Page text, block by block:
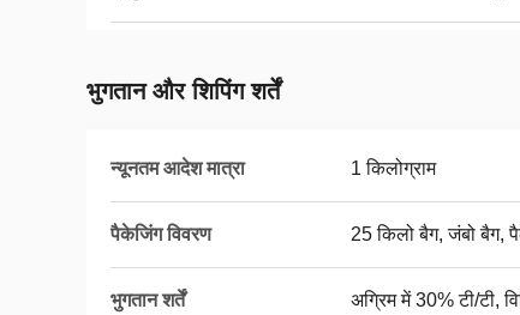
भुगतान और शिपिंग शर्तें
न्यूनतम आदेश मात्रा 1 किलोग्राम
पैकेजिंग विवरण 25 किलो बैग, जंबो बैग,
भुगतान शर्तें अग्रिम में 30% टी/टी,